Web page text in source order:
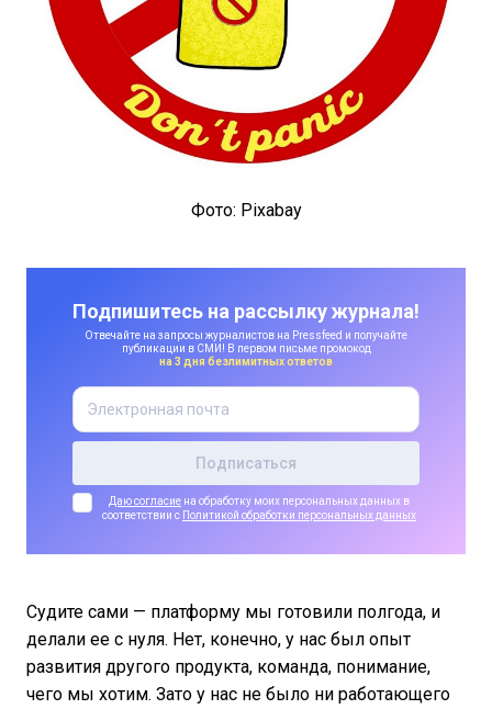
Фото: Pixabay
Подпишитесь на рассылку журнала!
Отвечайте на запросы журналистов на Pressfeed и получайте
публикации в СМИ! В первом письме промокод
на 3 дня безлимитных ответов
Даю согласие на обработку моих персональных данных в
соответствии с Политикой обработки персональных данных
Судите сами — платформу мы готовили полгода, и
делали ее с нуля. Нет, конечно, у нас был опыт
развития другого продукта, команда, понимание,
чего мы хотим. Зато у нас не было ни работающего